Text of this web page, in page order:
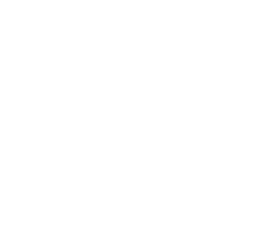
Ai sensi dell’art.
d’esercizio e
Intermedio di